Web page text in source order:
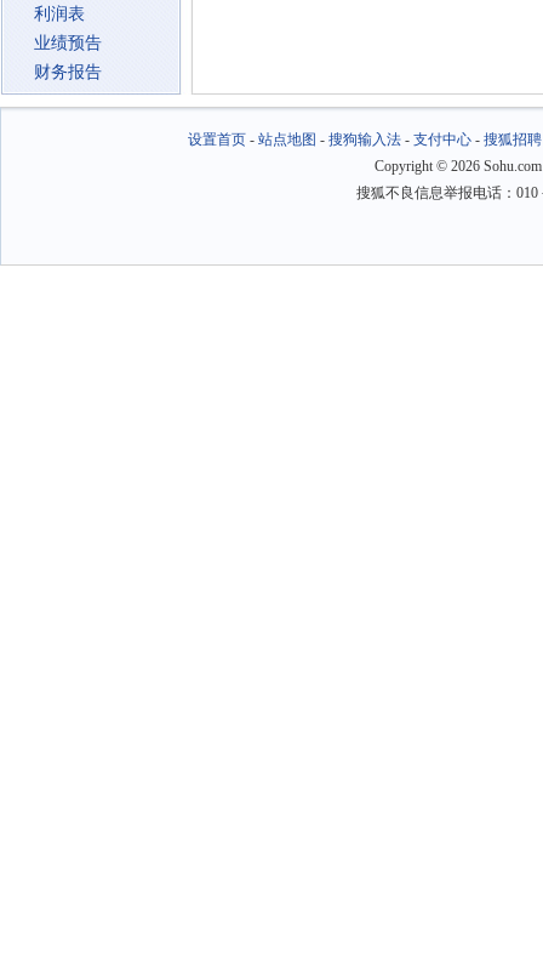
利润表
业绩预告
财务报告
设置首页- 站点地图 - 搜狗输入法- 支付中心- 搜狐招聘
Copyright © 2026
搜狐不良信息举报电话：010